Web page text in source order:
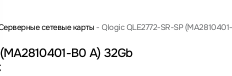
сетевые карты Qlogic QLE2772-SR-SP
В0 А) 32Gb